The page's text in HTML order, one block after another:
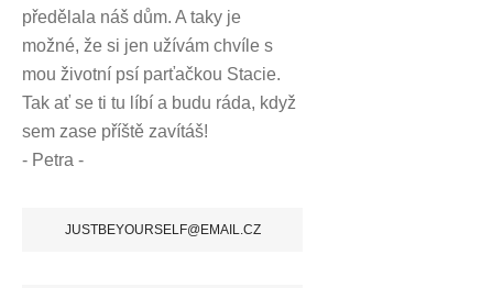
předělala náš dům.A taky je
možné, že si jen užívám chvíle s
mou životní psí parťačkou Stacie.
Tak ať se ti tu líbí a budu ráda, když
sem zase příště zavítáš!
- Petra -
JUSTBEYOURSELF@EMAIL.CZ